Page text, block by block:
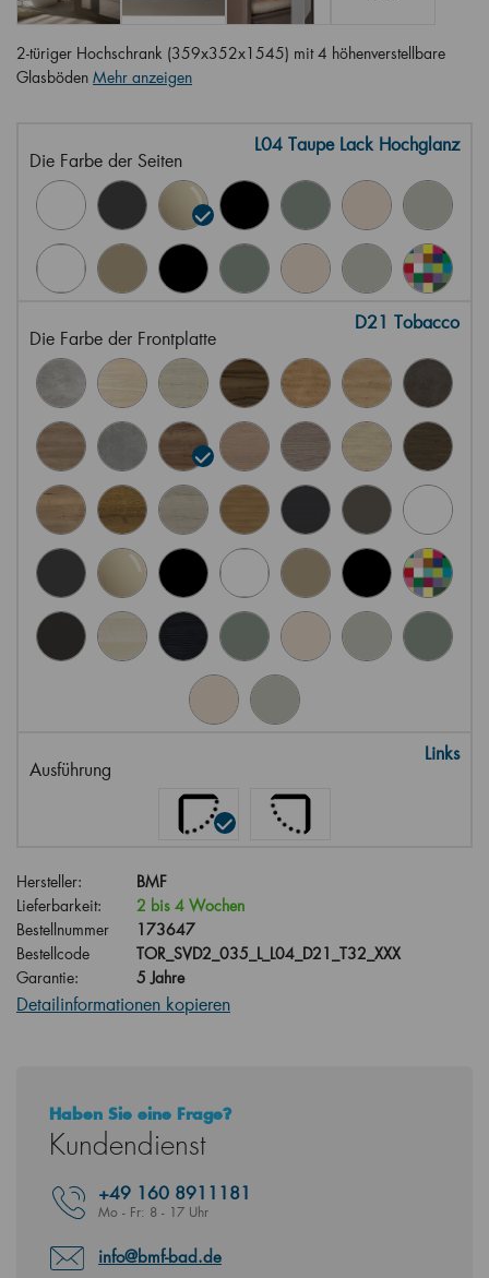
2-türiger Hochschrank (359x352x1545) mit 4 höhenverstellbare
Glasböden Mehr anzeigen
Die Farbe der Seiten
L04 Taupe Lack Hochglanz
Die Farbe der Frontplatte
D21 Tobacco
Ausführung
Links
Hersteller:
BMF
Lieferbarkeit:
2 bis 4 Wochen
Bestellnummer
173647
Bestellcode
TOR_SVD2_035_L_L04_D21_T32_XXX
Garantie:
5 Jahre
Detailinformationen kopieren
Haben Sie eine Frage?
Kundendienst
+49 160 8911181
Mo - Fr: 8 - 17 Uhr
info@bmf-bad.de